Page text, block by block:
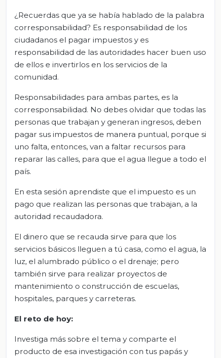
¿Recuerdas que ya se había hablado de la palabra
corresponsabilidad? Es responsabilidad de los
ciudadanos el pagar impuestos y es
responsabilidad de las autoridades hacer buen uso
de ellos e invertirlos en los servicios de la
comunidad.
Responsabilidades para ambas partes, es la
corresponsabilidad. No debes olvidar que todas las
personas que trabajan y generan ingresos, deben
pagar sus impuestos de manera puntual, porque si
uno falta, entonces, van a faltar recursos para
reparar las calles, para que el agua llegue a todo el
país.
En esta sesión aprendiste que el impuesto es un
pago que realizan las personas que trabajan, a la
autoridad recaudadora.
El dinero que se recauda sirve para que los
servicios básicos lleguen a tú casa, como el agua, la
luz, el alumbrado público o el drenaje; pero
también sirve para realizar proyectos de
mantenimiento o construcción de escuelas,
hospitales, parques y carreteras.
El reto de hoy:
Investiga más sobre el tema y comparte el
producto de esa investigación con tus papás y